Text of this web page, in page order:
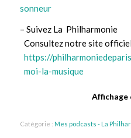
sonneur
– Suivez La Philharmonie
Consultez notre site
https://
moi-la-musique
Affichage
Catégorie : Mes podcasts - La